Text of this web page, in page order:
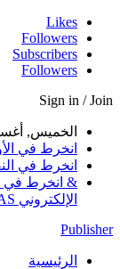
Likes
Followers
Subscribers
Followers
Sign in / Join
الخميس, أغسطس
انخرط في
انخرط في
& انخرط في
الإلكتروني MEDIAS
Publisher
الرئيسية